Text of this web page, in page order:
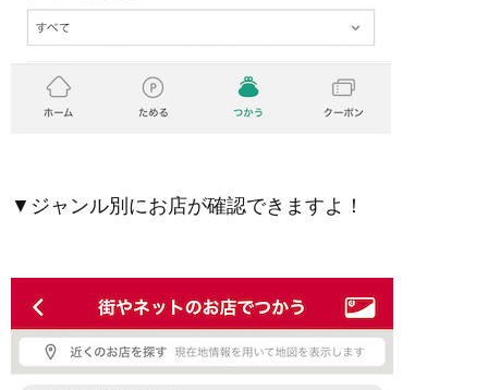
▼ジャンル別にお店が確認できますよ！